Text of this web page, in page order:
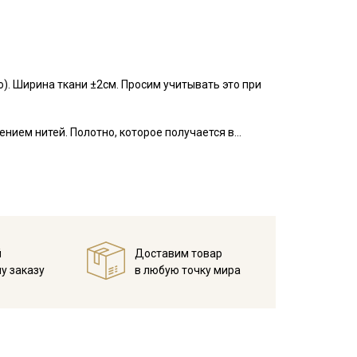
Ширина ткани ±2см. Просим учитывать это при
нитей. Полотно, которое получается в
и игрушки.
вдвое и оставьте на некоторое время в
ткань на соответствующей
заказу
Доставим товар
в любую точку мира